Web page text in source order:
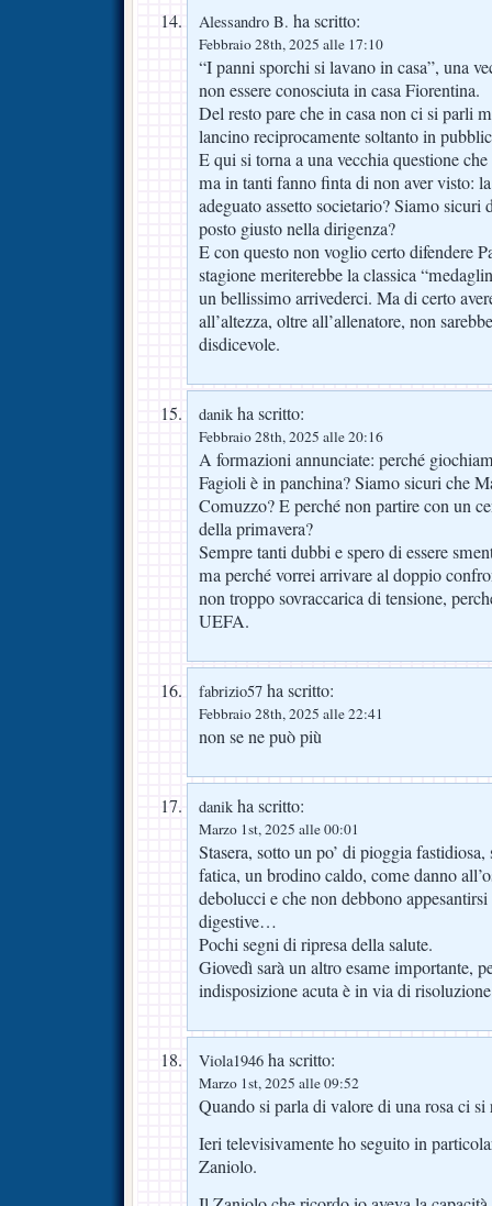
Alessandro B. ha scritto:
Febbraio 28th, 2025 alle 17:10
“I panni sporchi si lavano in casa”, una
non essere conosciuta in casa Fiorentina.
Del resto pare che in casa non ci si parli
lancino reciprocamente soltanto in
E qui si torna a una vecchia questione
ma in tanti fanno finta di non aver visto:
adeguato assetto societario? Siamo
posto giusto nella dirigenza?
E con questo non voglio certo difendere
stagione meriterebbe la classica
un bellissimo arrivederci. Ma di certo
all’altezza, oltre all’allenatore, non
disdicevole.
danik ha scritto:
Febbraio 28th, 2025 alle 20:16
A formazioni annunciate: perché
Fagioli è in panchina? Siamo sicuri che
Comuzzo? E perché non partire con un
della primavera?
Sempre tanti dubbi e spero di essere
ma perché vorrei arrivare al doppio
non troppo sovraccarica di tensione,
UEFA.
fabrizio57 ha scritto:
Febbraio 28th, 2025 alle 22:41
non se ne può più
danik ha scritto:
Marzo 1st, 2025 alle 00:01
Stasera, sotto un po’ di pioggia
fatica, un brodino caldo, come danno
debolucci e che non debbono
digestive…
Pochi segni di ripresa della salute.
Giovedì sarà un altro esame importante,
indisposizione acuta è in via di
Viola1946 ha scritto:
Marzo 1st, 2025 alle 09:52
Quando si parla di valore di una rosa ci
Ieri televisivamente ho seguito in
Zaniolo.